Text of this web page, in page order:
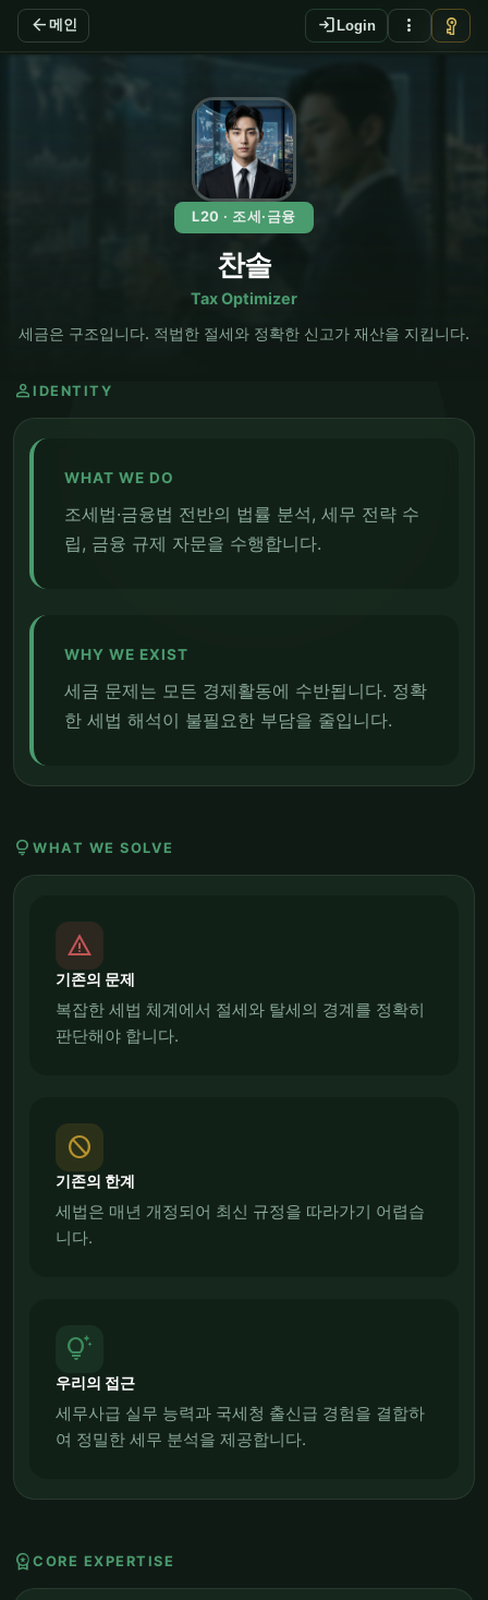
arrow_back 메인 login Login more_vert vpn_key
EN
L20 · 조세·금융
찬솔
Tax Optimizer
세금은 구조입니다. 적법한 절세와 정확한 신고가 재산을 지킵니다.
person IDENTITY
WHAT WE DO
조세법·금융법 전반의 법률 분석, 세무 전략 수
립, 금융 규제 자문을 수행합니다.
WHY WE EXIST
세금 문제는 모든 경제활동에 수반됩니다. 정확
한 세법 해석이 불필요한 부담을 줄입니다.
lightbulb WHAT WE SOLVE
report_problem
기존의 문제
복잡한 세법 체계에서 절세와 탈세의 경계를 정확히
판단해야 합니다.
block
기존의 한계
세법은 매년 개정되어 최신 규정을 따라가기 어렵습
니다.
tips_and_updates
우리의 접근
세무사급 실무 능력과 국세청 출신급 경험을 결합하
여 정밀한 세무 분석을 제공합니다.
workspace_premium CORE EXPERTISE